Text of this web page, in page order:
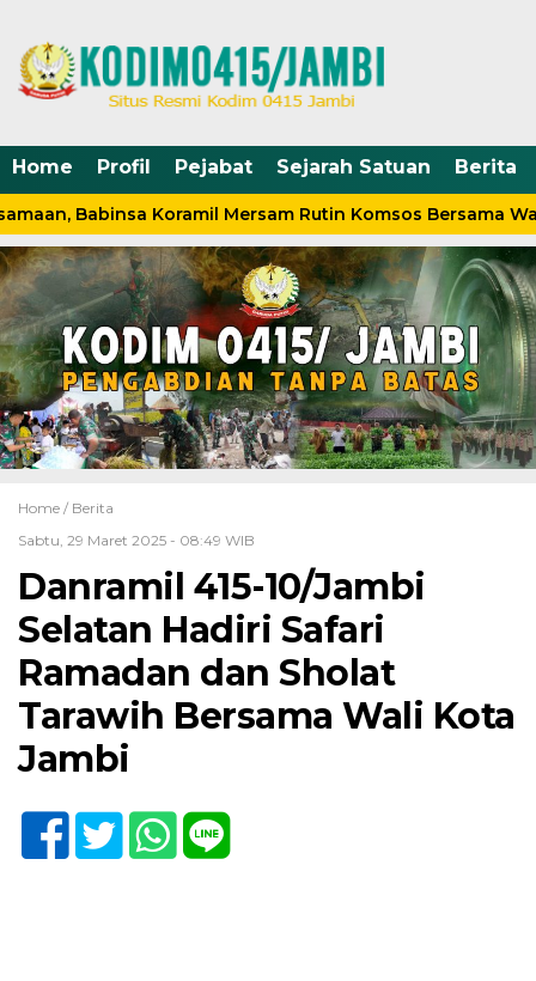
Home Profil Pejabat Sejarah Satuan Berita
Babinsa Koramil Mersam Rutin Komsos Bersama
Home / Berita
Sabtu, 29 Maret 2025 - 08:49 WIB
Danramil 415-10/Jambi
Selatan Hadiri Safari
Ramadan dan Sholat
Tarawih Bersama Wali Kota
Jambi